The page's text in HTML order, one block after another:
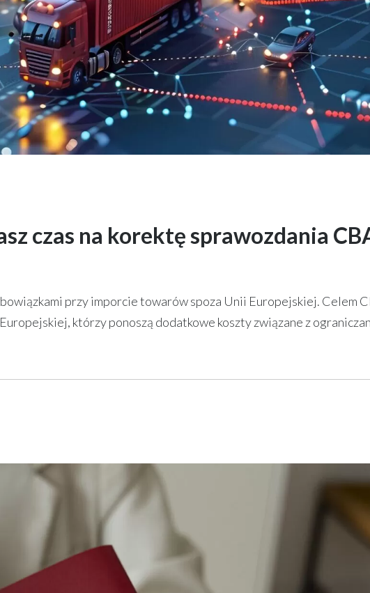
czas na korektę sprawozdania
przy imporcie towarów spoza Unii Europejskiej. Celem
którzy ponoszą dodatkowe koszty związane z